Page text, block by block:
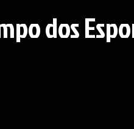
dos